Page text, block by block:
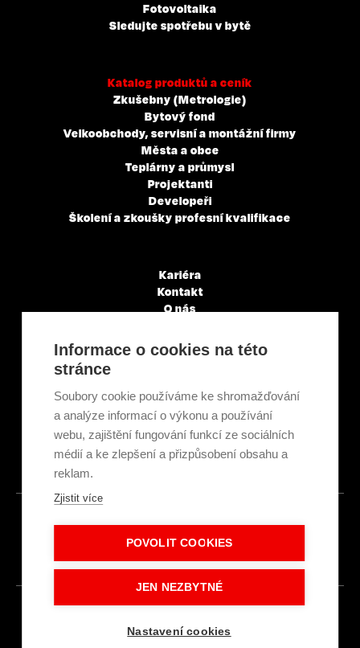
Fotovoltaika
Sledujte spotřebu v bytě
Katalog produktů a ceník
Zkušebny (Metrologie)
Bytový fond
Velkoobchody, servisní a montážní firmy
Města a obce
Teplárny a průmysl
Projektanti
Developeři
Školení a zkoušky profesní kvalifikace
Kariéra
Kontakt
O nás
Články a novinky
GDPR & Cookies
Ekologická recyklace
Projekty EU
Intranet - Přihlášení
Přihlášení
© 2026
Informace o cookies na této
stránce
Soubory cookie používáme ke shromažďování
a analýze informací o výkonu a používání
webu, zajištění fungování funkcí ze sociálních
médií a ke zlepšení a přizpůsobení obsahu a
reklam.
Zjistit více
POVOLIT COOKIES
JEN NEZBYTNÉ
Nastavení cookies